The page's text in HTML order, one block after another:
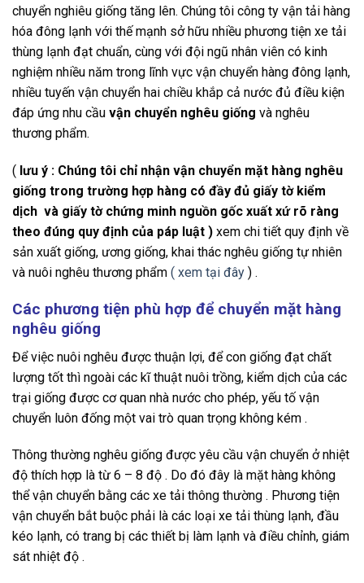
chuyển nghiêu giống tăng lên. Chúng tôi công ty vận tải hàng
hóa đông lạnh với thế mạnh sở hữu nhiều phương tiện xe tải
thùng lạnh đạt chuẩn, cùng với đội ngũ nhân viên có kinh
nghiệm nhiều năm trong lĩnh vực vận chuyển hàng đông lạnh,
nhiều tuyến vận chuyển hai chiều khắp cả nước đủ điều kiện
đáp ứng nhu cầu vận chuyển nghêu giống và nghêu
thương phẩm.
( lưu ý : Chúng tôi chỉ nhận vận chuyển mặt hàng nghêu
giống trong trường hợp hàng có đầy đủ giấy tờ kiểm
dịch và giấy tờ chứng minh nguồn gốc xuất xứ rõ ràng
theo đúng quy định của páp luật ) xem chi tiết quy định về
sản xuất giống, ương giống, khai thác nghêu giống tự nhiên
và nuôi nghêu thương phẩm ( xem tại đây ) .
Các phương tiện phù hợp để chuyển mặt hàng
nghêu giống
Để việc nuôi nghêu được thuận lợi, để con giống đạt chất
lượng tốt thì ngoài các kĩ thuật nuôi trồng, kiểm dịch của các
trại giống được cơ quan nhà nước cho phép, yếu tố vận
chuyển luôn đống một vai trò quan trọng không kém .
Thông thường nghêu giống được yêu cầu vận chuyển ở nhiệt
độ thích hợp là từ 6 – 8 độ . Do đó đây là mặt hàng không
thể vận chuyển bằng các xe tải thông thường . Phương tiện
vận chuyển bắt buộc phải là các loại xe tải thùng lạnh, đầu
kéo lạnh, có trang bị các thiết bị làm lạnh và điều chỉnh, giám
sát nhiệt độ .